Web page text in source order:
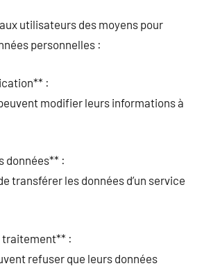
utilisateurs des moyens pour
personnelles :
:
modifier leurs informations à
données** :
transférer les données d’un service
traitement** :
refuser que leurs données